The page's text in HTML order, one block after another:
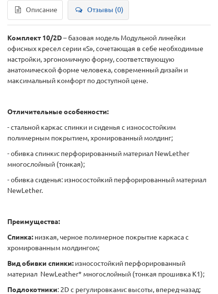
Описание Отзывы (0)
Комплект 10/2D– базовая модель Модульной линейки
офисных кресел серии «S», сочетающая в себе необходимые
настройки, эргономичную форму, соответствующую
анатомической форме человека, современный дизайн и
максимальный комфорт по доступной цене.
Отличительные особенности:
- стальной каркас спинки и сиденья с износостойким
полимерным покрытием, хромированный молдинг;
- обивка спинки: перфорированный материал NewLether
многослойный (тонкая);
- обивка сиденья: износостойкий перфорированный материал
NewLether.
Преимущества:
Спинка: низкая, черное полимерное покрытие каркаса с
хромированным молдингом;
Вид обивки спинки: износостойкий перфорированный
материал NewLeather* многослойный (тонкая прошивка К1);
Подлокотники: 2D с регулировками: высоты, вперед-назад;